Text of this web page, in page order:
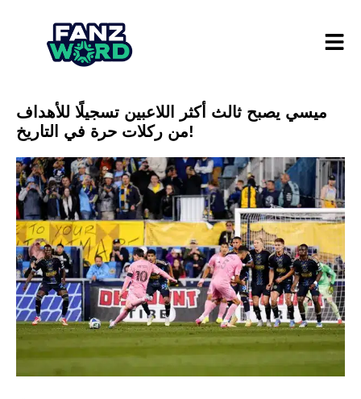
ميسي يصبح ثالث أكثر اللاعبين تسجيلًا للأهداف
من ركلات حرة في التاريخ!